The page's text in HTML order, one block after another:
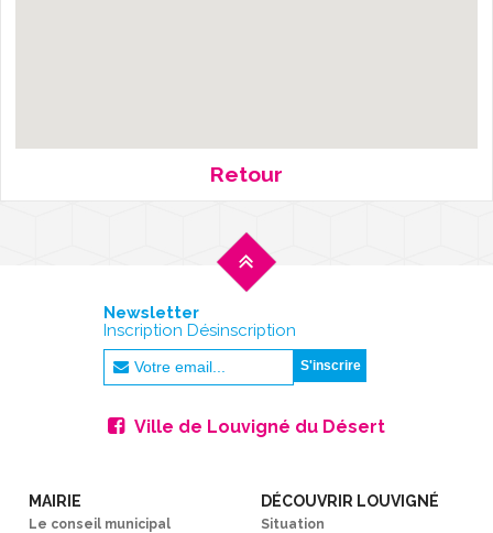
Retour
Newsletter
Inscription Désinscription
Ville de Louvigné du Désert
MAIRIE
Le conseil municipal
DÉCOUVRIR LOUVIGNÉ
Situation